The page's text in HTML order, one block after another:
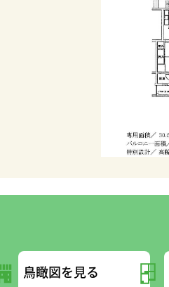
鳥瞰図を見る